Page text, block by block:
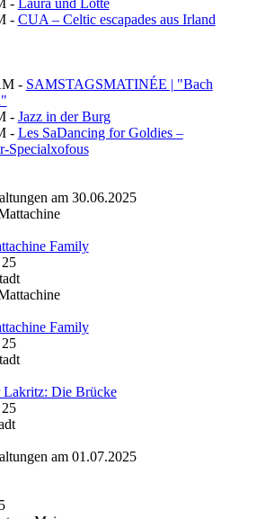
- Laura und Lotte
- CUA – Celtic escapades aus Irland
- SAMSTAGSMATINÉE | "Bach
- Jazz in der Burg
- Les SaDancing for Goldies –
Specialxofous
am 30.06.2025
Family
Family
Lakritz: Die Brücke
am 01.07.2025